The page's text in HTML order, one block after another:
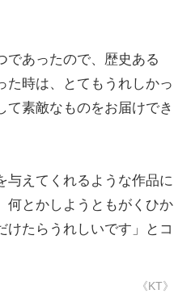
あったので、歴史ある
た時は、とてもうれしかっ
て素敵なものをお届けでき
えてくれるような作品に
何とかしようともがくひか
けたらうれしいです」とコ
《KT》